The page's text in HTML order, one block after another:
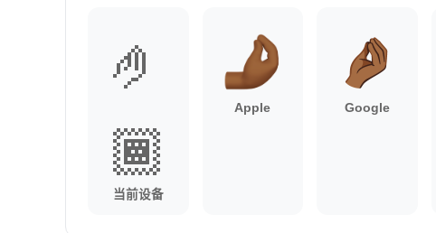
🤌
🏾
当前设备
Apple Google